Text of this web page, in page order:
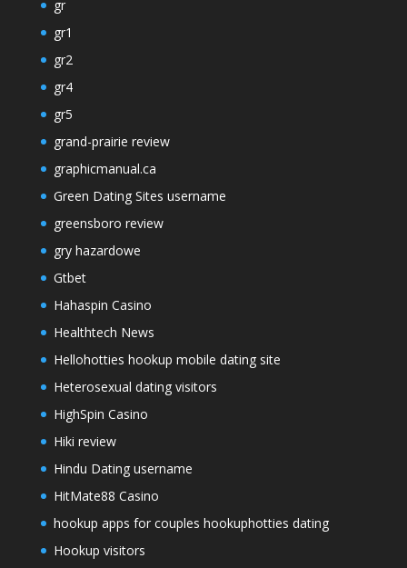
gr
gr1
gr2
gr4
gr5
grand-prairie review
graphicmanual.ca
Green Dating Sites username
greensboro review
gry hazardowe
Gtbet
Hahaspin Casino
Healthtech News
Hellohotties hookup mobile dating site
Heterosexual dating visitors
HighSpin Casino
Hiki review
Hindu Dating username
HitMate88 Casino
hookup apps for couples hookuphotties dating
Hookup visitors